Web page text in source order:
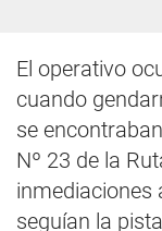
El operativo
cuando
se
Nº 23 de la
inmediaciones
seguían la